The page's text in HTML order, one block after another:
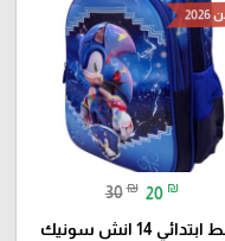
30 ₪ 20 ₪
14 انش سونيك